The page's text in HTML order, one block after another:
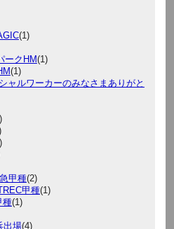
(1)
ークHM(1)
(1)
ャルワーカーのみなさまありがと
甲種(2)
甲種(1)
種(1)
出場(4)